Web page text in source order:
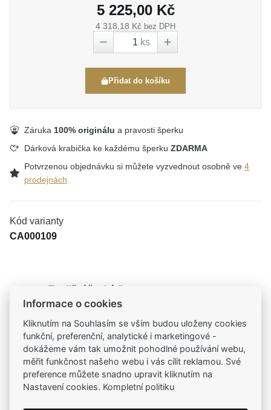
5 225,00 Kč
4 318,18 Kč bez DPH
ks
Přidat do košíku
Záruka 100% originálu a pravosti šperku
Dárková krabička ke každému šperku ZDARMA
Potvrzenou objednávku si můžete vyzvednout osobně ve 4
prodejnách
Kód varianty
CA000109
Tradiční česká firma
Už od roku 2001 jsme součástí vašich příběhů
Široký výběr produktů
Na našem e-shopu máte výběr z tisíců šperků
Garance vysoké kvality
Informace o cookies
Kliknutím na Souhlasím se vším budou uloženy cookies
funkční, preferenční, analytické i marketingové -
dokážeme vám tak umožnit pohodlné používání webu,
měřit funkčnost našeho webu i vás cílit reklamou. Své
preference můžete snadno upravit kliknutím na
Nastavení cookies. Kompletní politiku